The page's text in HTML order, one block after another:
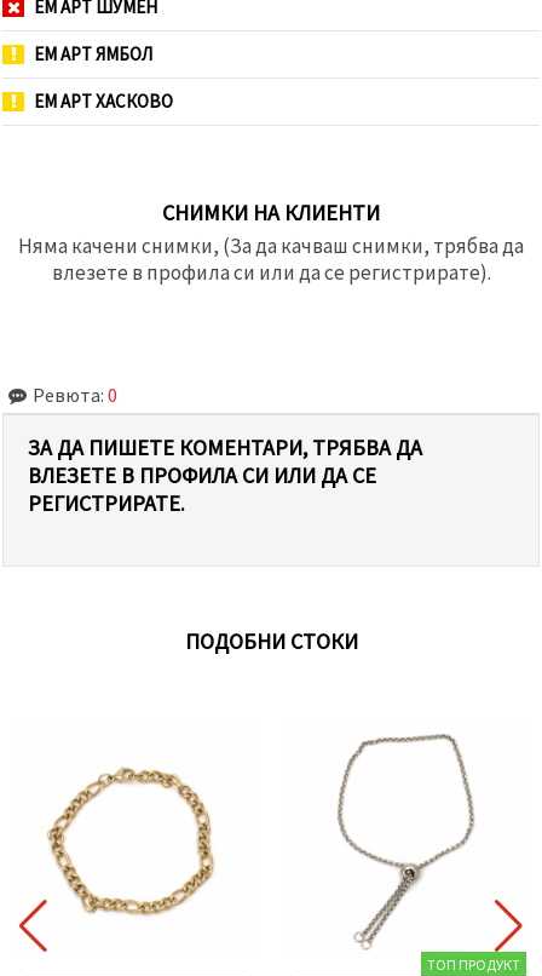
ЕМ АРТ ШУМЕН
ЕМ АРТ ЯМБОЛ
ЕМ АРТ ХАСКОВО
СНИМКИ НА КЛИЕНТИ
Няма качени снимки, (За да качваш снимки, трябва да
влезете в профила си или да се регистрирате).
Ревюта: 0
ЗА ДА ПИШЕТЕ КОМЕНТАРИ, ТРЯБВА ДА
ВЛЕЗЕТЕ В ПРОФИЛА СИ ИЛИ ДА СЕ
РЕГИСТРИРАТЕ.
ПОДОБНИ СТОКИ
ТОП ПРОДУКТ